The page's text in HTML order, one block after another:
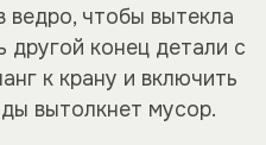
ведро, чтобы вытекла
другой конец детали с
к крану и включить
вытолкнет мусор.